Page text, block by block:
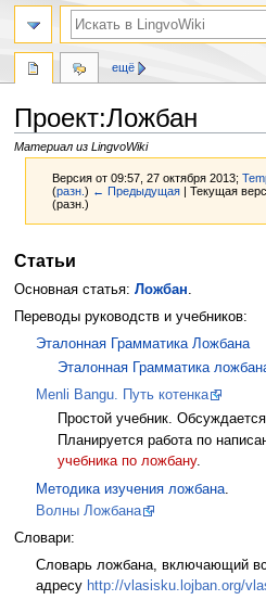
Проект:Ложбан
Материал из LingvoWiki
Версия от 09:57, 27 октября 2013;
(разн.) ← Предыдущая | Текущая
(разн.)
Перейти
к
навигации
Перейти
к
поиску
Статьи
Основная статья: Ложбан
Переводы руководств и учебников:
Эталонная Грамматика Ложбана
Эталонная Грамматика
Menli Bangu. Путь котенка
Простой учебник.
Планируется работа по
учебника по ложбану.
Методика изучения ложбана
Волны Ложбана
Словари:
Словарь ложбана, включающий
адресу http://vlasisku.lojban.org/
ещё